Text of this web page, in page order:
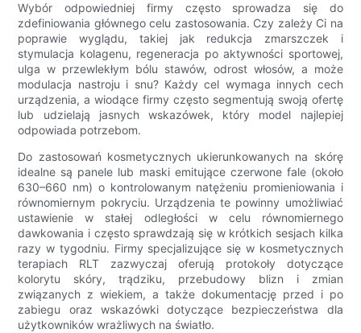
Wybór odpowiedniej firmy często sprowadza się do
zdefiniowania głównego celu zastosowania. Czy zależy Ci na
poprawie wyglądu, takiej jak redukcja zmarszczek i
stymulacja kolagenu, regeneracja po aktywności sportowej,
ulga w przewlekłym bólu stawów, odrost włosów, a może
modulacja nastroju i snu? Każdy cel wymaga innych cech
urządzenia, a wiodące firmy często segmentują swoją ofertę
lub udzielają jasnych wskazówek, który model najlepiej
odpowiada potrzebom.
Do zastosowań kosmetycznych ukierunkowanych na skórę
idealne są panele lub maski emitujące czerwone fale (około
630–660 nm) o kontrolowanym natężeniu promieniowania i
równomiernym pokryciu. Urządzenia te powinny umożliwiać
ustawienie w stałej odległości w celu równomiernego
dawkowania i często sprawdzają się w krótkich sesjach kilka
razy w tygodniu. Firmy specjalizujące się w kosmetycznych
terapiach RLT zazwyczaj oferują protokoły dotyczące
kolorytu skóry, trądziku, przebudowy blizn i zmian
związanych z wiekiem, a także dokumentację przed i po
zabiegu oraz wskazówki dotyczące bezpieczeństwa dla
użytkowników wrażliwych na światło.